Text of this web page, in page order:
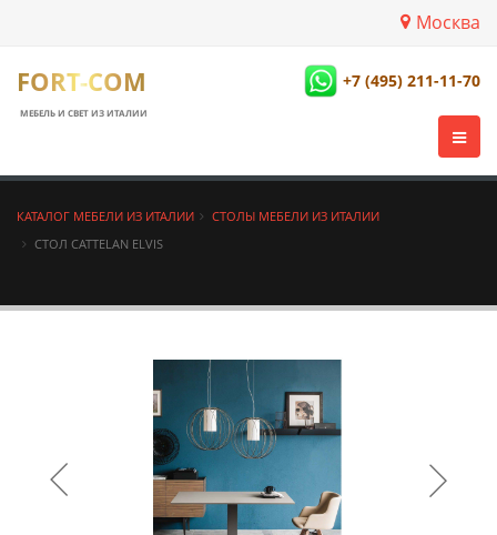
Москва
FORT-COM
МЕБЕЛЬ И СВЕТ ИЗ ИТАЛИИ
+7 (495) 211-11-70
КАТАЛОГ МЕБЕЛИ ИЗ ИТАЛИИ
СТОЛЫ МЕБЕЛИ ИЗ ИТАЛИИ
СТОЛ CATTELAN ELVIS